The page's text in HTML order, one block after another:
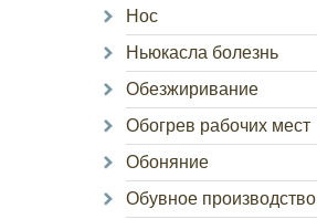
Нос
Ньюкасла болезнь
Обезжиривание
Обогрев рабочих мест
Обоняние
Обувное производство